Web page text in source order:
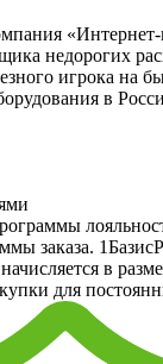
недорогих
игрока на
в
заказа.
в
для